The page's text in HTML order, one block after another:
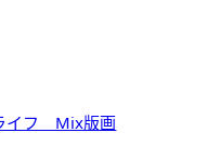
イフ Mix版画